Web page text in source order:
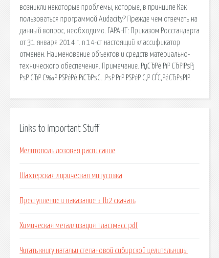
возникли некоторые проблемы, которые, в принципе Как
пользоваться программой Audacity? Прежде чем отвечать на
данный вопрос, необходимо. ГАРАНТ: Приказом Росстандарта
от 31 января 2014 г. n 14-ст настоящий классификатор
отменен. Наименование объектов и средств материально-
технического обеспечения. Примечание. РџСЂРё РїР СЂРІРѕРј
РѕР СЂР С‰Р РЅРёРё РїСЂРѕС…РѕР РґР РЅРёР С‚Р СЃС‚РёСЂРѕРІР.
Links to Important Stuff
Мелитополь лозовая расписание
Шахтерская лирическая минусовка
Преступление и наказание в fb2 скачать
Химическая металлизация пластмасс pdf
Читать книгу натальи степановой сибирской целительницы